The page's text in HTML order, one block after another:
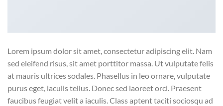
Lorem ipsum dolor sit amet, consectetur adipiscing elit. Nam
sed eleifend risus, sit amet porttitor massa. Ut vulputate felis
at mauris ultrices sodales. Phasellus in leo ornare, vulputate
purus eget, iaculis tellus. Donec sed laoreet orci. Praesent
faucibus feugiat velit a iaculis. Class aptent taciti sociosqu ad